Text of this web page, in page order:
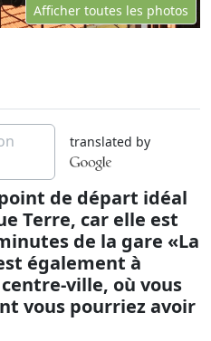
Afficher toutes les photos
translated by
de départ idéal
Terre, car elle est
de la gare «La
également à
ville, où vous
vous pourriez avoir